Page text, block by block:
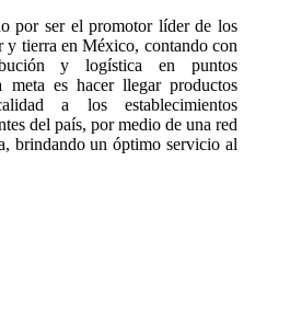
por ser el promotor líder de los
y tierra en México, contando con
y logística en puntos
meta es hacer llegar productos
a los establecimientos
del país, por medio de una red
brindando un óptimo servicio al